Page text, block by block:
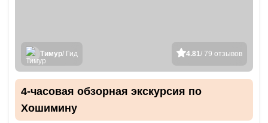
4.81/ 79 отзывов
Тимур/ Гид
4-часовая обзорная экскурсия по
Хошимину